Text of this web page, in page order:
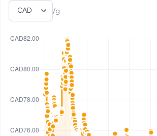
Seleziona valuta
/g